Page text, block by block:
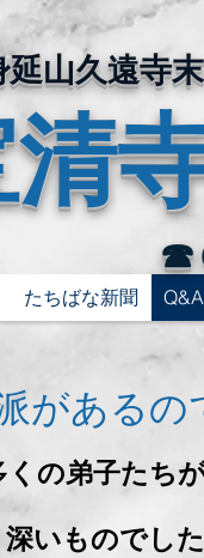
延山久遠寺
☎
たちばな新聞 Q&A
があるの
の弟子たち
いものでし